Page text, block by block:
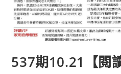
537期10.21【閱